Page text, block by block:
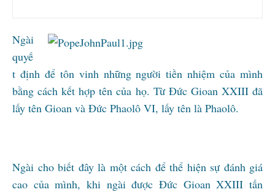
Ngài
quyế
t định để tôn vinh những người tiền nhiệm của mình
bằng cách kết hợp tên của họ. Từ Đức Gioan XXIII đã
lấy tên Gioan và Đức Phaolô VI, lấy tên là Phaolô.
Ngài cho biết đây là một cách để thể hiện sự đánh giá
cao của mình, khi ngài được Đức Gioan XXIII tấn